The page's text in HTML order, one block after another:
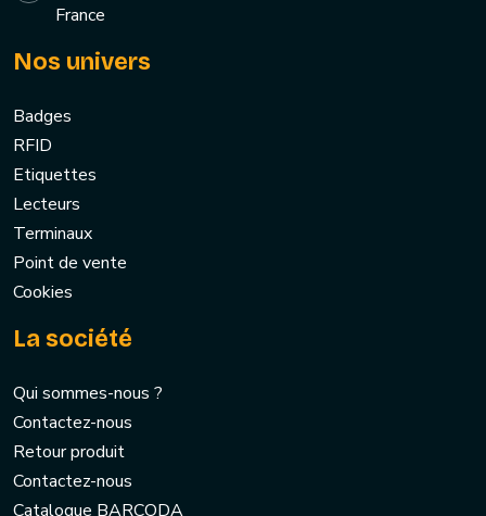
France
Nos univers
Badges
RFID
Etiquettes
Lecteurs
Terminaux
Point de vente
Cookies
La société
Qui sommes-nous ?
Contactez-nous
Retour produit
Contactez-nous
Catalogue BARCODA